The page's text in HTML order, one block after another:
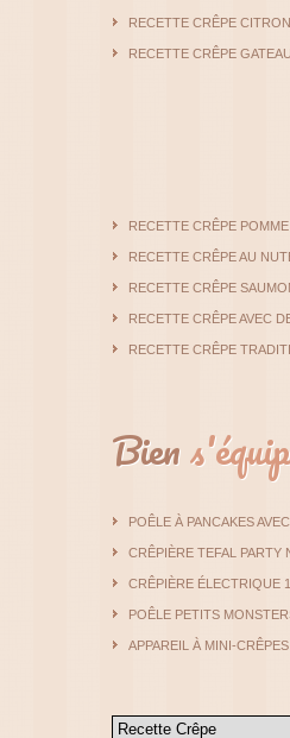
RECETTE CRÊPE
RECETTE CRÊPE
RECETTE CRÊPE
RECETTE CRÊPE AU
RECETTE CRÊPE
RECETTE CRÊPE AVEC
RECETTE CRÊPE
Bien
POÊLE À PANCAKES
CRÊPIÈRE TEFAL PARTY
CRÊPIÈRE ÉLECTRIQUE
POÊLE PETITS
APPAREIL À MINI-